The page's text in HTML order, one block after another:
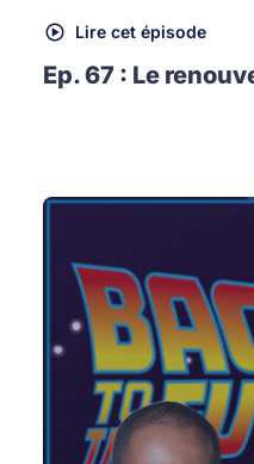
Lire cet épisode
Ep. 67 : Le